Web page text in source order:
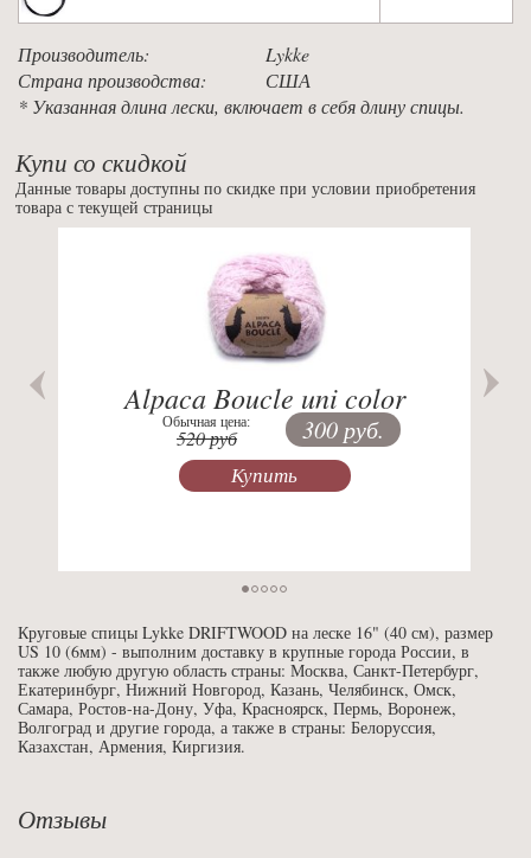
Производитель:
Lykke
Страна производства:
США
* Указанная длина лески, включает в себя длину спицы.
Купи со скидкой
Данные товары доступны по скидке при условии приобретения
товара с текущей страницы
Alpaca Boucle uni color
Обычная цена:
520 руб 300 руб.
Купить
Круговые спицы Lykke DRIFTWOOD на леске 16" (40 см), размер
US 10 (6мм) - выполним доставку в крупные города России, в
также любую другую область страны: Москва, Санкт-Петербург,
Екатеринбург, Нижний Новгород, Казань, Челябинск, Омск,
Самара, Ростов-на-Дону, Уфа, Красноярск, Пермь, Воронеж,
Волгоград и другие города, а также в страны: Белоруссия,
Казахстан, Армения, Киргизия.
Отзывы